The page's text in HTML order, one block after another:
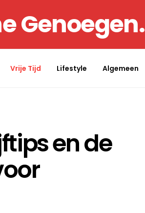
Genoegen.
Vrije Tijd Lifestyle Algemeen
en de